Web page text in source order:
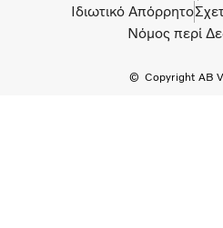
Copyright AB
Ιδιωτικό Απόρρητο
Νόμος περί